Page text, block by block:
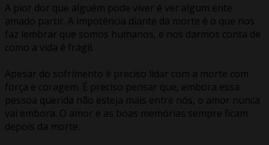
A pior dor que alguém pode viver é ver algum ente
amado partir. A impotência diante da morte é o que nos
faz lembrar que somos humanos, e nos darmos conta de
como a vida é frágil.
Apesar do sofrimento é preciso lidar com a morte com
força e coragem. É preciso pensar que, embora essa
pessoa querida não esteja mais entre nós, o amor nunca
vai embora. O amor e as boas memórias sempre ficam
depois da morte.